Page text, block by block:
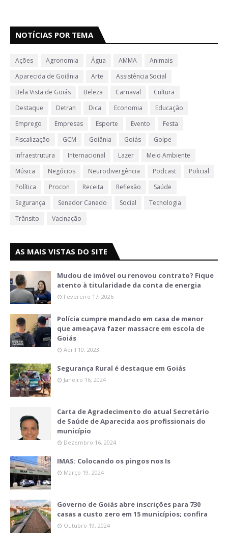
NOTÍCIAS POR TEMA
Ações Agronomia Água AMMA
Animais
Aparecida de Goiânia
Arte
Assistência Social
Bela Vista de Goiás
Beleza Carnaval
Cultura
Destaque
Detran Dica Economia
Educação
Emprego
Empresas Esporte Evento
Festa
Fiscalização
GCM Goiânia Goiás
Golpe
Infraestrutura
Internacional Lazer
Meio Ambiente
Música
Negócios Neurodivergência Podcast
Policial
Política
Procon Receita Reflexão
Saúde
Segurança
Senador Canedo Social
Tecnologia
Trânsito
Vacinação
AS MAIS VISTAS DO SITE
Mudou de imóvel ou renovou contrato? Fique
atento à titularidade da conta de energia
Fevereiro 17, 2026
Polícia cumpre mandado em casa de menor
que ameaçava fazer massacre em escola de
Goiás
Abril 10, 2023
Segurança Rural é destaque em Goiás
Janeiro 16, 2024
Carta de Agradecimento do atual Secretário
de Saúde de Aparecida aos profissionais do
município
Dezembro 16, 2024
IMAS: Colocando os pingos nos Is
Março 19, 2024
Governo de Goiás abre inscrições para 730
casas a custo zero em 15 municípios; confira
Outubro 19, 2024